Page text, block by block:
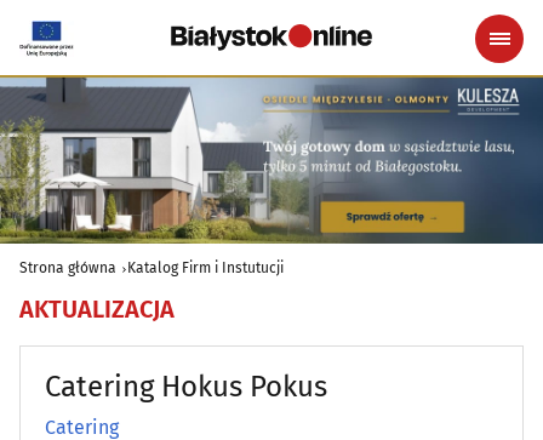
Strona główna Katalog Firm i Instutucji
AKTUALIZACJA
Catering Hokus Pokus
Catering